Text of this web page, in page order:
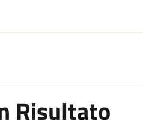
di ricerca
Risultato